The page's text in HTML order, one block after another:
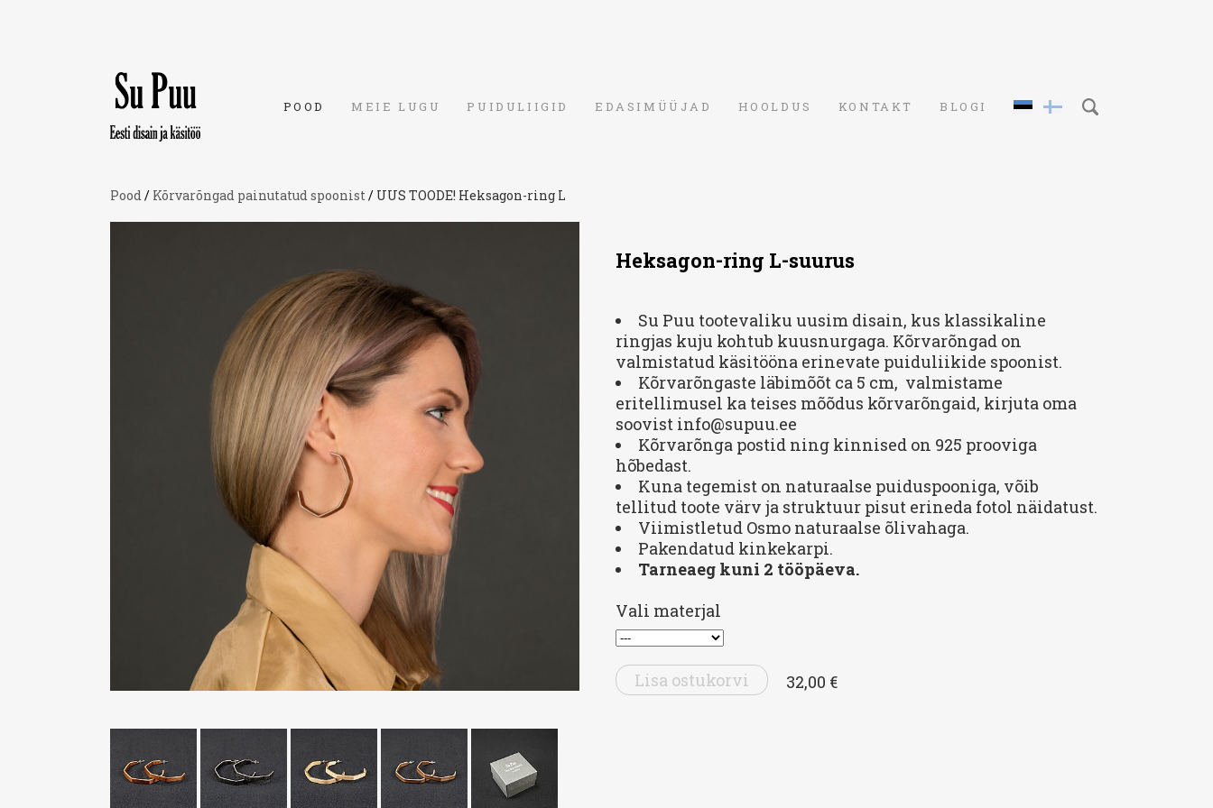
POOD MEIE LUGU PUIDULIIGID EDASIMÜÜJAD HOOLDUS KONTAKT BLOGI
Pood / Kõrvarõngad painutatud spoonist / UUS TOODE! Heksagon-ring L
Heksagon-ring L-suurus
Su Puu tootevaliku uusim disain, kus klassikaline
ringjas kuju kohtub kuusnurgaga. Kõrvarõngad on
valmistatud käsitööna erinevate puiduliikide spoonist.
Kõrvarõngaste läbimõõt ca 5 cm, valmistame
eritellimusel ka teises mõõdus kõrvarõngaid, kirjuta oma
soovist info@supuu.ee
Kõrvarõnga postid ning kinnised on 925 prooviga
hõbedast.
Kuna tegemist on naturaalse puiduspooniga, võib
tellitud toote värv ja struktuur pisut erineda fotol näidatust.
Viimistletud Osmo naturaalse õlivahaga.
Pakendatud kinkekarpi.
Tarneaeg kuni 2 tööpäeva.
Vali materjal
Lisa ostukorvi 32,00 €